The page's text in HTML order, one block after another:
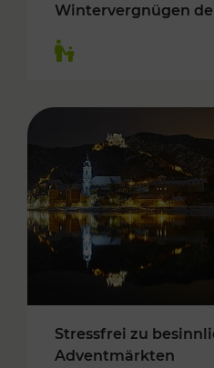
Wintervergnügen
Stressfrei zu
Adventmärkten